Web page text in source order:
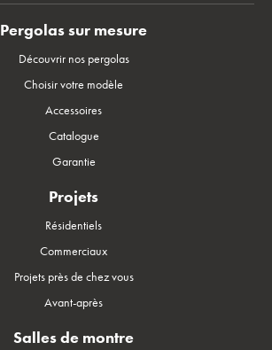
Pergolas sur mesure
Découvrir nos pergolas
Choisir votre modèle
Accessoires
Catalogue
Garantie
Projets
Résidentiels
Commerciaux
Projets près de chez vous
Avant-après
Salles de montre